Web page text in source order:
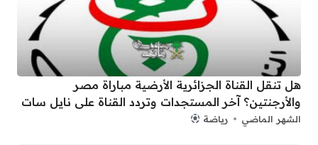
هل تنقل القناة الجزائرية الأرضية مباراة مصر
والأرجنتين؟ آخر المستجدات وتردد القناة على نايل سات
الشهر الماضي رياضة